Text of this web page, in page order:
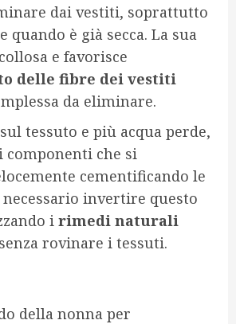
dai vestiti, soprattutto
quando è già secca. La sua
e favorisce
delle fibre dei vestiti
da eliminare.
tessuto e più acqua perde,
che si
cementificando le
invertire questo
i rimedi naturali
rovinare i tessuti.
della nonna per